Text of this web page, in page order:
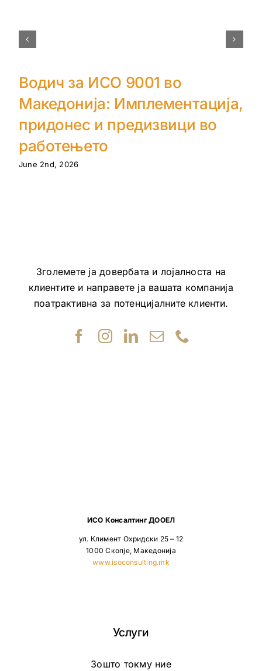
Водич за ИСО 9001 во
Македонија: Имплементација,
придонес и предизвици во
работењето
June 2nd, 2026
Зголемете ја довербата и лојалноста на
клиентите и направете ја вашата компанија
поатрактивна за потенцијалните клиенти.
ИСО Консалтинг ДООЕЛ
ул. Климент Охридски 25 – 12
1000 Скопје, Македонија
www.isoconsulting.mk
Услуги
Зошто токму ние